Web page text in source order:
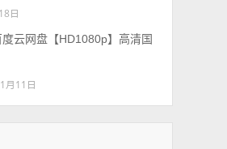
日
云网盘【HD1080p】高清国
月11日